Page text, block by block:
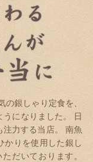
の銀しゃり定食を、
になりました。
日
力する当店。
南魚
かりを使用した銀し
だいております。